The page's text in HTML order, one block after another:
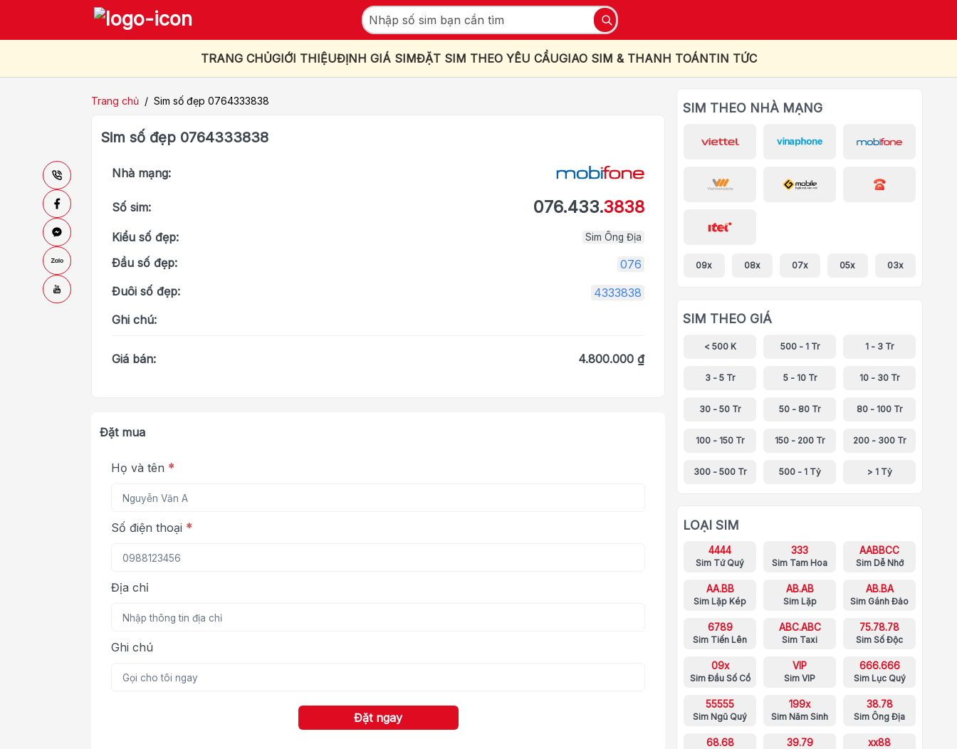
TRANG CHỦGIỚI THIỆUĐỊNH GIÁ SIMĐẶT SIM THEO YÊU CẦUGIAO SIM & THANH TOÁNTIN TỨC
Trang chủ / Sim số đẹp 0764333838
Sim số đẹp 0764333838
Nhà mạng:
Số sim: 076.433.3838
Kiểu số đẹp: Sim Ông Địa
Đầu số đẹp:
076
Đuôi số đẹp:
4333838
Ghi chú:
Giá bán: 4.800.000 ₫
Đặt mua
Họ và tên *
Số điện thoại *
Địa chỉ
Ghi chú
Đặt ngay
SIM THEO NHÀ MẠNG
09x 08x 07x 05x 03x
SIM THEO GIÁ
< 500 K 500 - 1 Tr 1 - 3 Tr
3 - 5 Tr 5 - 10 Tr 10 - 30 Tr
30 - 50 Tr 50 - 80 Tr 80 - 100 Tr
100 - 150 Tr 150 - 200 Tr 200 - 300 Tr
300 - 500 Tr 500 - 1 Tỷ > 1 Tỷ
LOẠI SIM
4444
Sim Tứ Quý
333
Sim Tam Hoa
AABBCC
Sim Dễ Nhớ
AA.BB
Sim Lặp Kép
AB.AB
Sim Lặp
AB.BA
Sim Gánh Đảo
6789
Sim Tiến Lên
ABC.ABC
Sim Taxi
75.78.78
Sim Số Độc
09x
Sim Đầu Số Cổ
VIP
Sim VIP
666.666
Sim Lục Quý
55555
Sim Ngũ Quý
199x
Sim Năm Sinh
38.78
Sim Ông Địa
68.68 39.79 xx88